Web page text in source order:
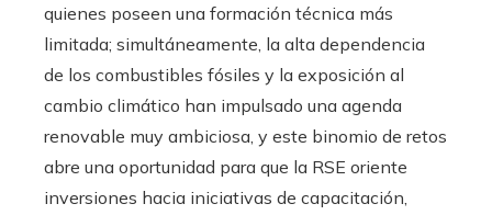
quienes poseen una formación técnica más
limitada; simultáneamente, la alta dependencia
de los combustibles fósiles y la exposición al
cambio climático han impulsado una agenda
renovable muy ambiciosa, y este binomio de retos
abre una oportunidad para que la RSE oriente
inversiones hacia iniciativas de capacitación,